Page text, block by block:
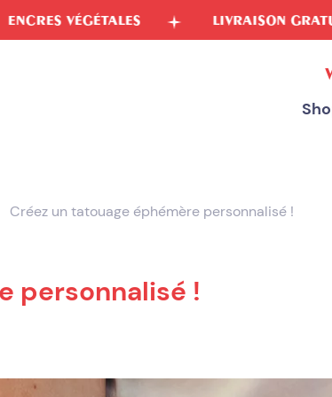
LIVRAISON GRATUITE EN FRANCE
Créez un tatouage éphémère personnalisé !
personnalisé !